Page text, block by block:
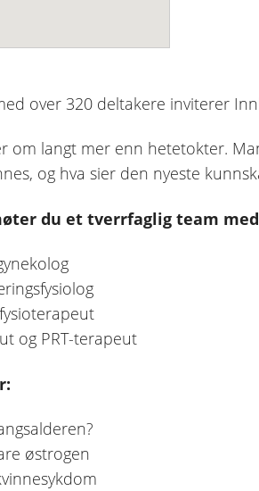
over 320 deltakere inviterer
om langt mer enn hetetokter.
og hva sier den nyeste
du et tverrfaglig team
og PRT-terapeut
østrogen